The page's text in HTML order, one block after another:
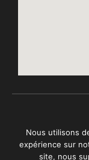
Nous utilisons
expérience sur
site, nous